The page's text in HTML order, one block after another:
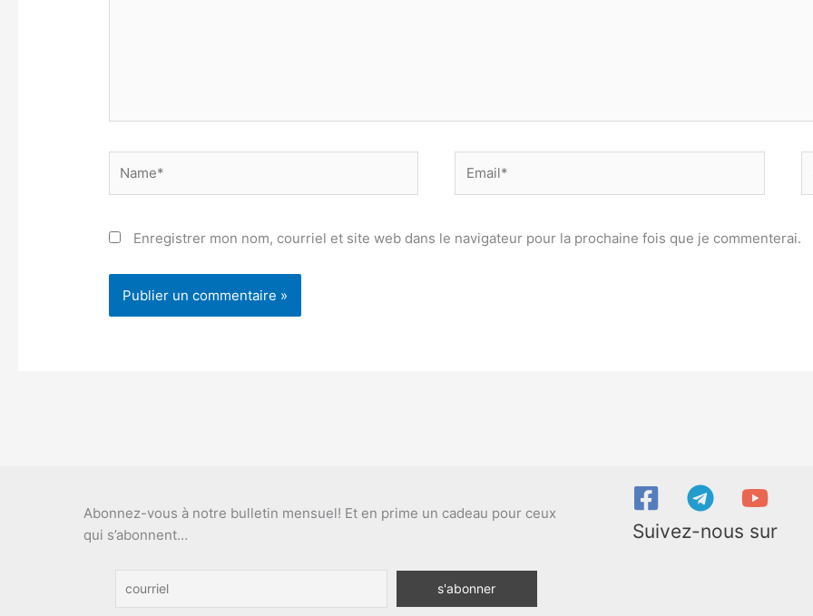
Enregistrer mon nom, courriel et site web dans le navigateur pour la prochaine fois que je commenterai.
Abonnez-vous à notre bulletin mensuel! Et en prime un cadeau pour ceux
qui s’abonnent…
Suivez-nous sur